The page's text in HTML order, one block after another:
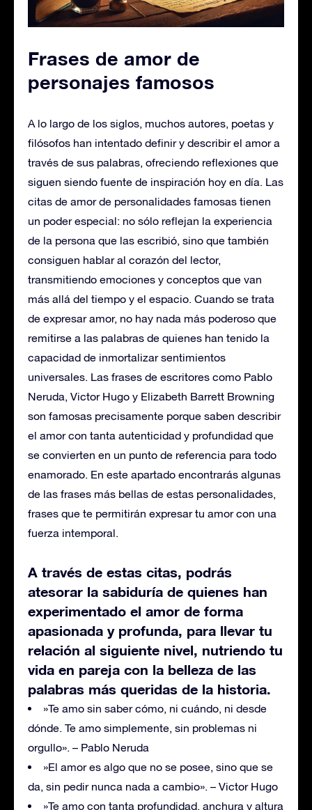
Frases de amor de
personajes famosos
A lo largo de los siglos, muchos autores, poetas y
filósofos han intentado definir y describir el amor a
través de sus palabras, ofreciendo reflexiones que
siguen siendo fuente de inspiración hoy en día. Las
citas de amor de personalidades famosas tienen
un poder especial: no sólo reflejan la experiencia
de la persona que las escribió, sino que también
consiguen hablar al corazón del lector,
transmitiendo emociones y conceptos que van
más allá del tiempo y el espacio. Cuando se trata
de expresar amor, no hay nada más poderoso que
remitirse a las palabras de quienes han tenido la
capacidad de inmortalizar sentimientos
universales. Las frases de escritores como Pablo
Neruda, Victor Hugo y Elizabeth Barrett Browning
son famosas precisamente porque saben describir
el amor con tanta autenticidad y profundidad que
se convierten en un punto de referencia para todo
enamorado. En este apartado encontrarás algunas
de las frases más bellas de estas personalidades,
frases que te permitirán expresar tu amor con una
fuerza intemporal.
A través de estas citas, podrás
atesorar la sabiduría de quienes han
experimentado el amor de forma
apasionada y profunda, para llevar tu
relación al siguiente nivel, nutriendo tu
vida en pareja con la belleza de las
palabras más queridas de la historia.
»Te amo sin saber cómo, ni cuándo, ni desde
dónde. Te amo simplemente, sin problemas ni
orgullo». – Pablo Neruda
»El amor es algo que no se posee, sino que se
da, sin pedir nunca nada a cambio». – Victor Hugo
»Te amo con tanta profundidad, anchura y altura